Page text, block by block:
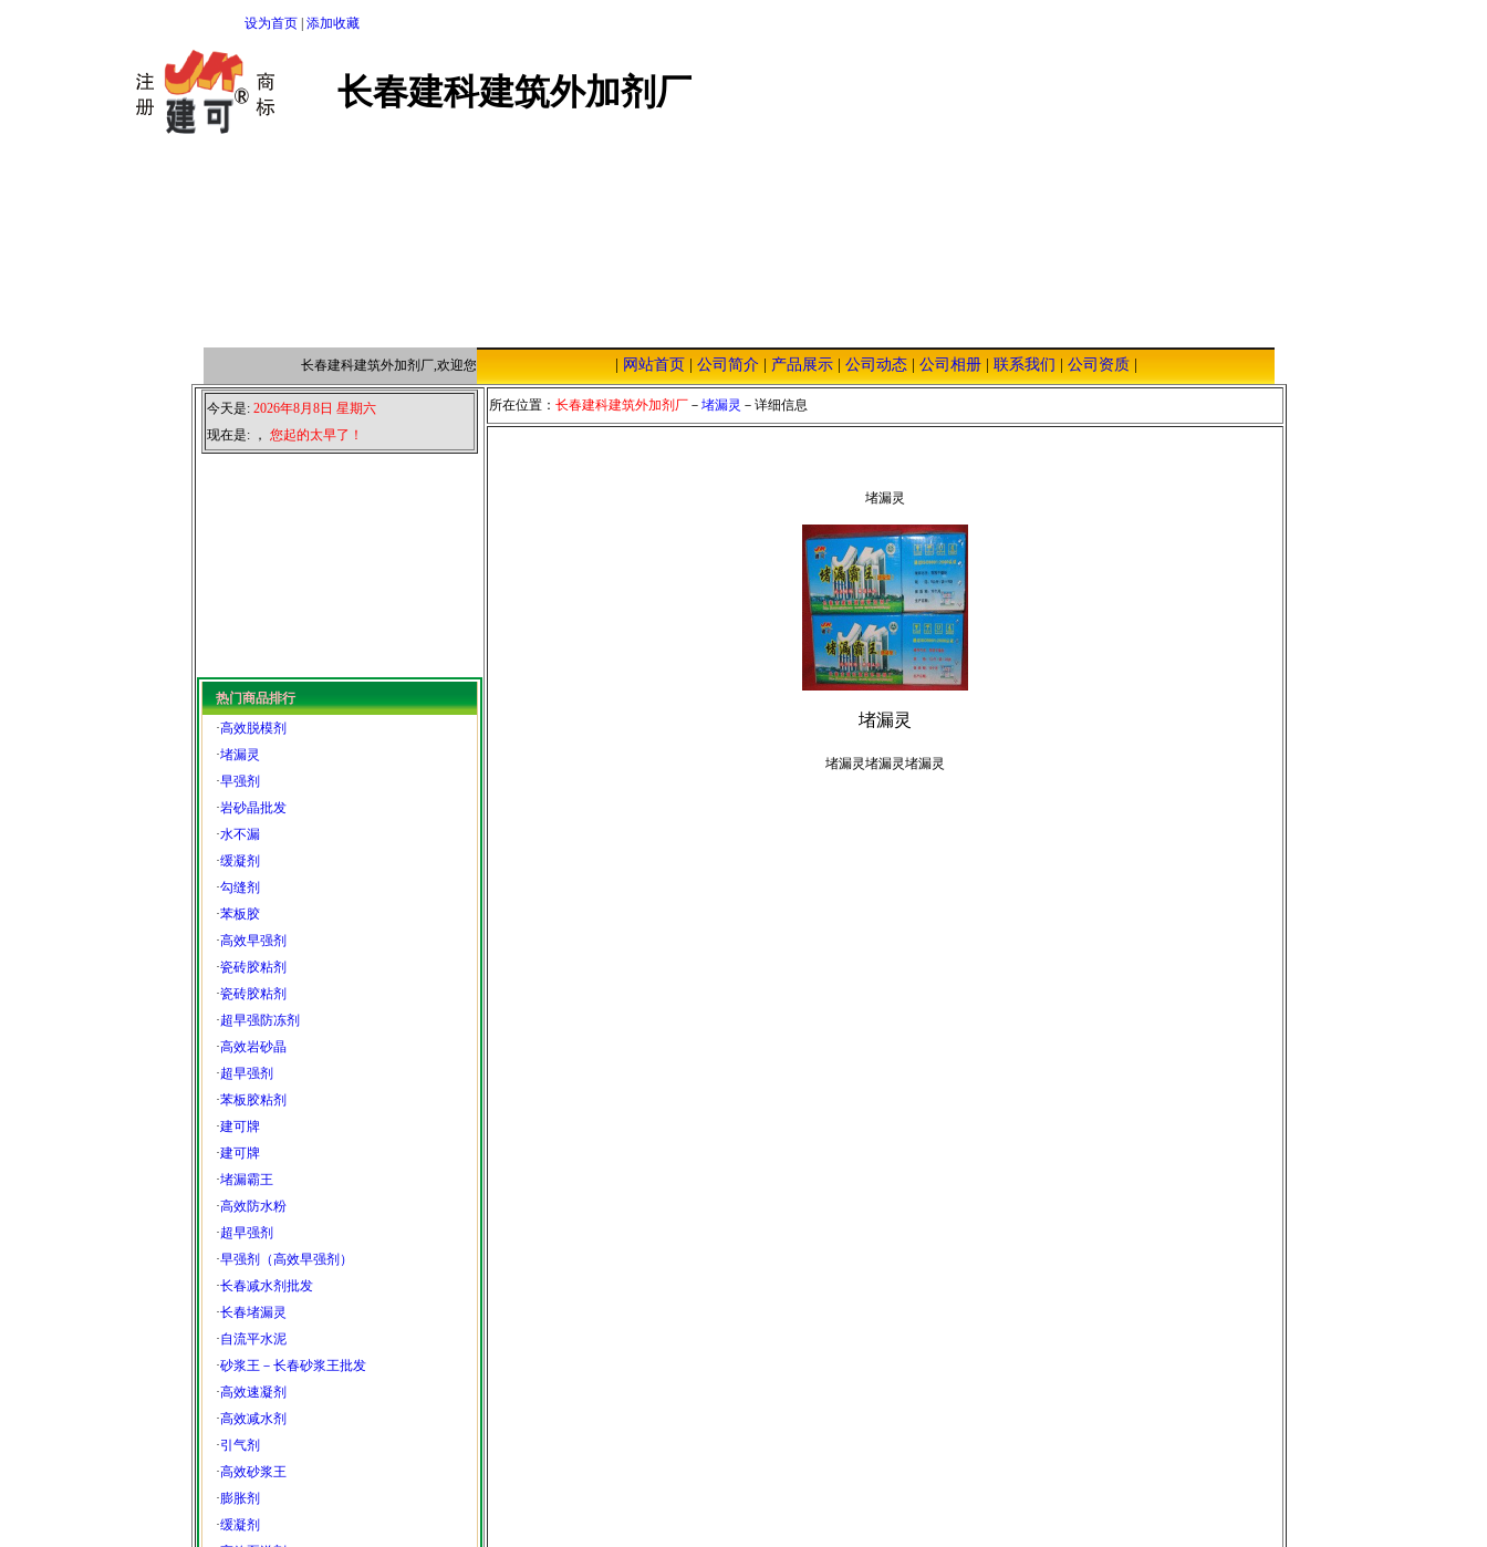
设为首页 添加收藏
长春建科建筑外加剂厂,欢迎您点击本站，我们将以优质的服务，低廉的价格，恭迎您的光临！
网站首页| 公司简介| 产品展示| 公司动态| 公司相册| 联系我们 公司资质|
长春建科建筑外加剂厂
今天是: 2026年8月8日 星期六
现在是: ， 您起的太早了！
热门商品排行
·高效脱模剂
·堵漏灵
·早强剂
·岩砂晶批发
·水不漏
·缓凝剂
·勾缝剂
·苯板胶
·高效早强剂
·瓷砖胶粘剂
·瓷砖胶粘剂
·超早强防冻剂
·高效岩砂晶
·超早强剂
·苯板胶粘剂
·建可牌
·建可牌
·堵漏霸王
·高效防水粉
·超早强剂
·早强剂（高效早强剂）
·长春减水剂批发
·长春堵漏灵
·自流平水泥
·砂浆王－长春砂浆王批发
·高效速凝剂
·高效减水剂
·引气剂
·高效砂浆王
·膨胀剂
·缓凝剂
所在位置： 长春建科建筑外加剂厂 － 堵漏灵 －详细信息
堵漏灵
堵漏灵
堵漏灵堵漏灵堵漏灵